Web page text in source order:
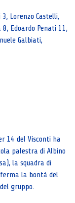
Lorenzo Castelli,
Edoardo Penati 11,
Galbiati,
14 del Visconti ha
palestra di Albino
la squadra di
la bontà del
gruppo.